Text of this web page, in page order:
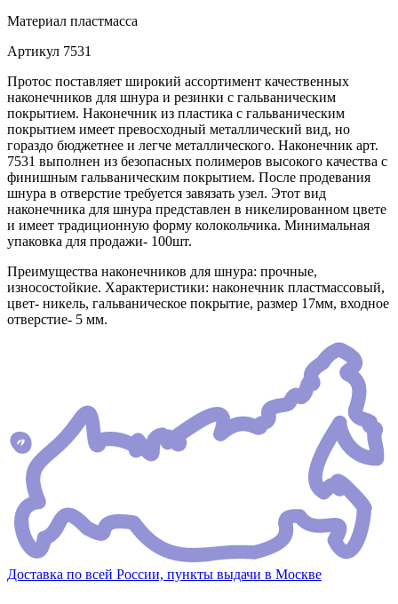
Материал пластмасса
Артикул 7531
Протос поставляет широкий ассортимент качественных
наконечников для шнура и резинки с гальваническим
покрытием. Наконечник из пластика с гальваническим
покрытием имеет превосходный металлический вид, но
гораздо бюджетнее и легче металлического. Наконечник арт.
7531 выполнен из безопасных полимеров высокого качества с
финишным гальваническим покрытием. После продевания
шнура в отверстие требуется завязать узел. Этот вид
наконечника для шнура представлен в никелированном цвете
и имеет традиционную форму колокольчика. Минимальная
упаковка для продажи- 100шт.
Преимущества наконечников для шнура: прочные,
износостойкие. Характеристики: наконечник пластмассовый,
цвет- никель, гальваническое покрытие, размер 17мм, входное
отверстие- 5 мм.
Доставка по всей России, пункты выдачи в Москве